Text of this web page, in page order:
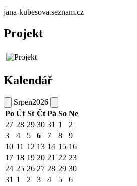
jana-kubesova.seznam.cz
Projekt
Kalendář
Srpen2026
Po Út St Čt Pá So Ne
27 28 29 30 31 1
2
3
4 5 6 7 8
9
10 11 12 13 14 15 16
17 18 19 20 21 22 23
24 25 26 27 28 29 30
31 1 2 3 4 5 6